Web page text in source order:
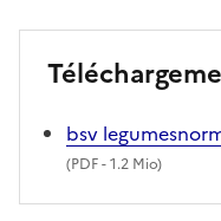
bsv
(PDF- 1.2 Mio)